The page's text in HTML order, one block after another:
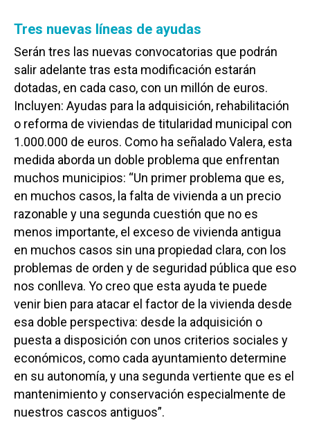
Tres nuevas líneas de ayudas
Serán tres las nuevas convocatorias que podrán
salir adelante tras esta modificación estarán
dotadas, en cada caso, con un millón de euros.
Incluyen: Ayudas para la adquisición, rehabilitación
o reforma de viviendas de titularidad municipal con
1.000.000 de euros. Como ha señalado Valera, esta
medida aborda un doble problema que enfrentan
muchos municipios: “Un primer problema que es,
en muchos casos, la falta de vivienda a un precio
razonable y una segunda cuestión que no es
menos importante, el exceso de vivienda antigua
en muchos casos sin una propiedad clara, con los
problemas de orden y de seguridad pública que eso
nos conlleva. Yo creo que esta ayuda te puede
venir bien para atacar el factor de la vivienda desde
esa doble perspectiva: desde la adquisición o
puesta a disposición con unos criterios sociales y
económicos, como cada ayuntamiento determine
en su autonomía, y una segunda vertiente que es el
mantenimiento y conservación especialmente de
nuestros cascos antiguos”.